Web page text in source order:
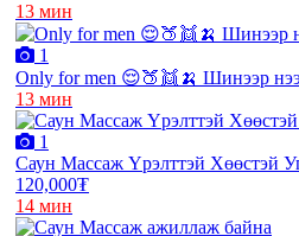
13 мин
1
Only for men 😌🍑👯🍌 Шинээр
13 мин
1
Саун Массаж Үрэлттэй Хөөстэй
120,000₮
14 мин